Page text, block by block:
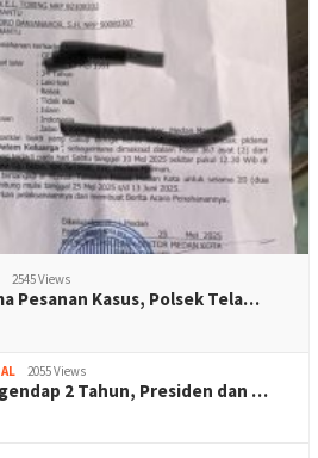
2545 Views
Pesanan Kasus, Polsek Tela…
2055 Views
2 Tahun, Presiden dan …